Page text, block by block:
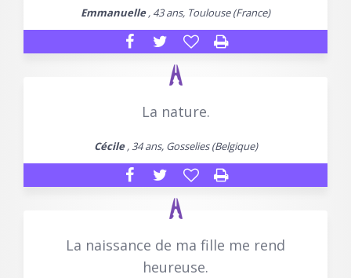
Emmanuelle, 43 ans, Toulouse (France)
La nature.
Cécile, 34 ans, Gosselies (Belgique)
La naissance de ma fille me rend
heureuse.